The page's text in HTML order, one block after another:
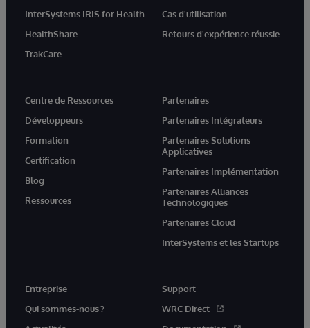
InterSystems IRIS for Health
HealthShare
TrakCare
Cas d'utilisation
Retours d'expérience réussie
Centre de Ressources
Développeurs
Formation
Certification
Blog
Ressources
Partenaires
Partenaires Intégrateurs
Partenaires Solutions
Applicatives
Partenaires Implémentation
Partenaires Alliances
Technologiques
Partenaires Cloud
InterSystems et les Startups
Entreprise
Qui sommes-nous ?
Support
WRC Direct